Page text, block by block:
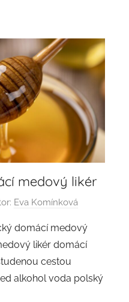
medový likér
Eva Komínková
domácí medový
likér domácí
cestou
alkohol voda polský